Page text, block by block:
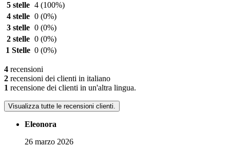
5 stelle 4 (100%)
4 stelle 0 (0%)
3 stelle 0 (0%)
2 stelle 0 (0%)
1 Stelle 0 (0%)
4 recensioni
2 recensioni dei clienti in italiano
1 recensione dei clienti in un'altra lingua.
Visualizza tutte le recensioni clienti.
Eleonora
26 marzo 2026